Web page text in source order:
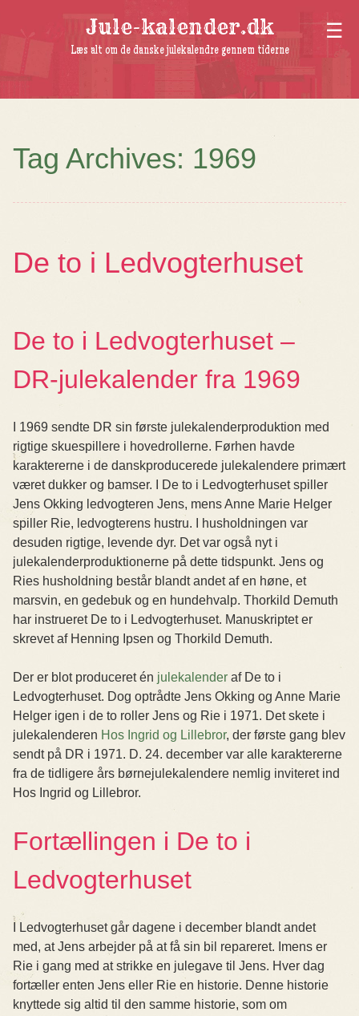
Jule-kalender.dk
Læs alt om de danske julekalendre gennem tiderne
Tag Archives: 1969
De to i Ledvogterhuset
De to i Ledvogterhuset –
DR-julekalender fra 1969
I 1969 sendte DR sin første julekalenderproduktion med
rigtige skuespillere i hovedrollerne. Førhen havde
karaktererne i de danskproducerede julekalendere primært
været dukker og bamser. I De to i Ledvogterhuset spiller
Jens Okking ledvogteren Jens, mens Anne Marie Helger
spiller Rie, ledvogterens hustru. I husholdningen var
desuden rigtige, levende dyr. Det var også nyt i
julekalenderproduktionerne på dette tidspunkt. Jens og
Ries husholdning består blandt andet af en høne, et
marsvin, en gedebuk og en hundehvalp. Thorkild Demuth
har instrueret De to i Ledvogterhuset. Manuskriptet er
skrevet af Henning Ipsen og Thorkild Demuth.
Der er blot produceret én julekalender af De to i
Ledvogterhuset. Dog optrådte Jens Okking og Anne Marie
Helger igen i de to roller Jens og Rie i 1971. Det skete i
julekalenderen Hos Ingrid og Lillebror, der første gang blev
sendt på DR i 1971. D. 24. december var alle karaktererne
fra de tidligere års børnejulekalendere nemlig inviteret ind
Hos Ingrid og Lillebror.
Fortællingen i De to i
Ledvogterhuset
I Ledvogterhuset går dagene i december blandt andet
med, at Jens arbejder på at få sin bil repareret. Imens er
Rie i gang med at strikke en julegave til Jens. Hver dag
fortæller enten Jens eller Rie en historie. Denne historie
knyttede sig altid til den samme historie, som om